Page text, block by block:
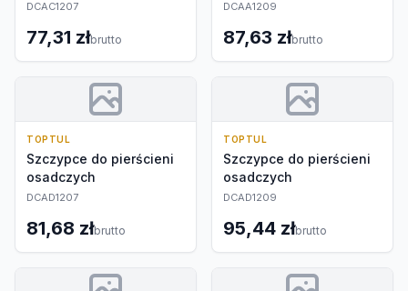
DCAC1207
77,31 złbrutto
DCAA1209
87,63 złbrutto
TOPTUL
Szczypce do pierścieni
osadczych
DCAD1207
81,68 złbrutto
TOPTUL
Szczypce do pierścieni
osadczych
DCAD1209
95,44 złbrutto